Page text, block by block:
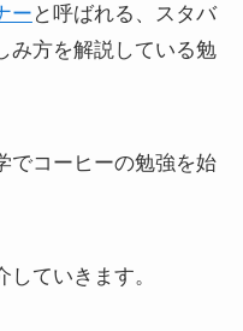
ー と呼ばれる、スタバ
み方を解説している勉
でコーヒーの勉強を始
ていきます。